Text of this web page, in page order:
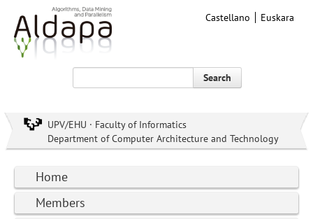
Castellano Euskara
Search
UPV/EHU · Faculty of Informatics
Department of Computer Architecture and Technology
Home
Members